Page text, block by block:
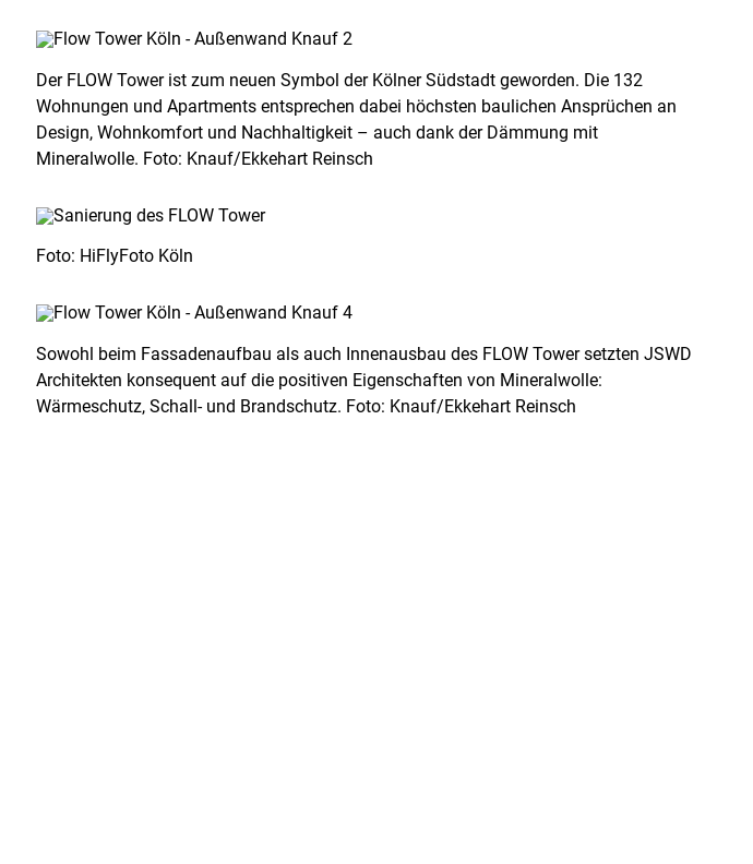
Der FLOW Tower ist zum neuen Symbol der Kölner Südstadt geworden. Die 132
Wohnungen und Apartments entsprechen dabei höchsten baulichen Ansprüchen an
Design, Wohnkomfort und Nachhaltigkeit – auch dank der Dämmung mit
Mineralwolle. Foto: Knauf/Ekkehart Reinsch
Foto: HiFlyFoto Köln
Sowohl beim Fassadenaufbau als auch Innenausbau des FLOW Tower setzten JSWD
Architekten konsequent auf die positiven Eigenschaften von Mineralwolle:
Wärmeschutz, Schall- und Brandschutz. Foto: Knauf/Ekkehart Reinsch